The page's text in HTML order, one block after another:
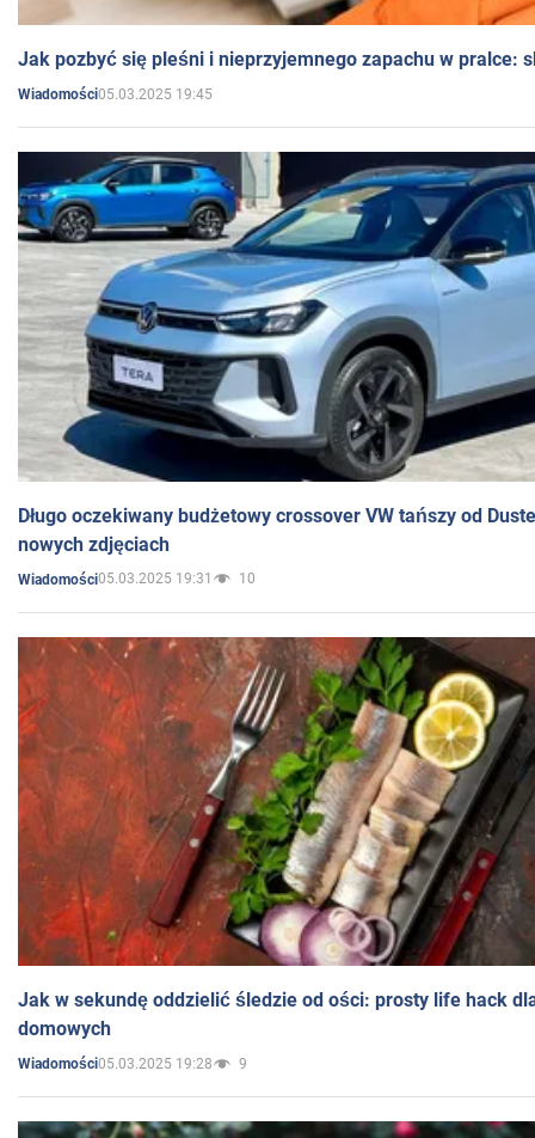
Jak pozbyć się pleśni i nieprzyjemnego zapachu w pralce:
Wiadomości05.03.2025 19:45
Długo oczekiwany budżetowy crossover VW tańszy od
nowych zdjęciach
Wiadomości05.03.2025 19:31 10
Jak w sekundę oddzielić śledzie od ości: prosty life hack
domowych
Wiadomości05.03.2025 19:28 9